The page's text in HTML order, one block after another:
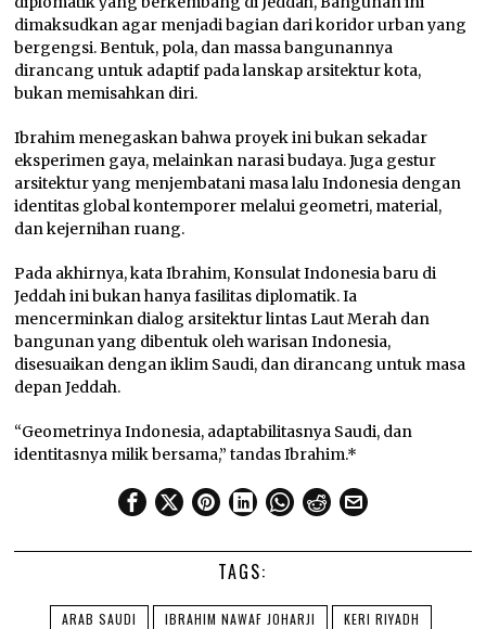
dimaksudkan agar menjadi bagian dari koridor urban yang
bergengsi. Bentuk, pola, dan massa bangunannya
dirancang untuk adaptif pada lanskap arsitektur kota,
bukan memisahkan diri.
Ibrahim menegaskan bahwa proyek ini bukan sekadar
eksperimen gaya, melainkan narasi budaya. Juga gestur
arsitektur yang menjembatani masa lalu Indonesia dengan
identitas global kontemporer melalui geometri, material,
dan kejernihan ruang.
Pada akhirnya, kata Ibrahim, Konsulat Indonesia baru di
Jeddah ini bukan hanya fasilitas diplomatik. Ia
mencerminkan dialog arsitektur lintas Laut Merah dan
bangunan yang dibentuk oleh warisan Indonesia,
disesuaikan dengan iklim Saudi, dan dirancang untuk masa
depan Jeddah.
“Geometrinya Indonesia, adaptabilitasnya Saudi, dan
identitasnya milik bersama,” tandas Ibrahim.*
TAGS:
ARAB SAUDI IBRAHIM NAWAF JOHARJI
KERI RIYADH